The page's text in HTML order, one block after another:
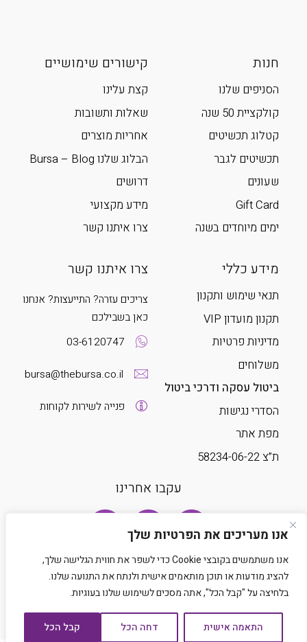
אנו מעריכים את הפרטיות שלך
אנו משתמשים בקובצי Cookie כדי לשפר את חווית הגלישה שלך,
להציג מודעות או תוכן מותאמים אישית ולנתח את התנועה שלנו.
בלחיצה על "קבל הכל", אתה מסכים לשימוש שלנו בעוגיות.
התאמה אישית דחה הכל קבל הכל
חנות
הסניפים שלנו
קולקציית 50 שנה
קטלוג תכשיטים
תכשיטים לגבר
שעונים
Gift Card
ימים מיוחדים בשנה
קישורים שימושיים
קצת עלינו
שאלות ותשובות
אחריות מוצרים
הבלוג שלנו Bursa – Blog
דרושים
מידע מקצועי
צרו איתנו קשר
מידע כללי
תנאי שימוש ותקנון
תקנון מועדון VIP
מדיניות פרטיות
משלוחים
ביטול עסקה ודרכי ביטול
הסדרי נגישות
מפת אתר
ת”צ 58234-06-22
צרו איתנו קשר
צריכים עזרה? התייעצות? אנחנו
כאן בשבילכם
03-6120747
bursa@thebursa.co.il
פנייה לשירות לקוחות
עקבו אחרינו
Developed by Matat Technologies LTD